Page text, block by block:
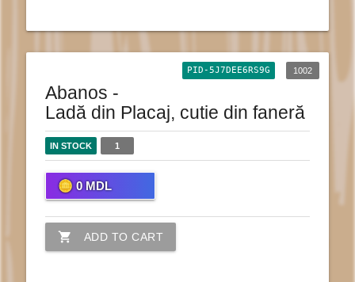
1002
PID-5J7DEE6RS9G
Abanos -
Ladă din Placaj, cutie din faneră
IN STOCK 1
0 MDL
shopping_cart ADD TO CART